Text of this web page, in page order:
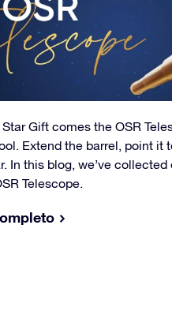
Gift comes the OSR
Extend the barrel, point it
In this blog, we’ve
Telescope.